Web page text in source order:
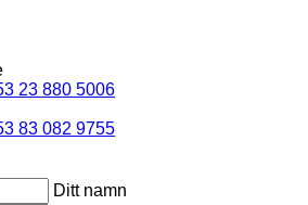
23 880 5006
83 082 9755
Ditt namn